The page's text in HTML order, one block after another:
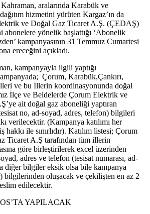
aralarında Karabük ve
hizmetini yürüten Kargaz’ın da
ve Doğal Gaz Ticaret A.Ş. (ÇEDAŞ)
yönelik başlattığı ‘Abonelik
kampanyasının 31 Temmuz Cumartesi
ereceğini açıkladı.
kampanyayla ilgili yaptığı
Çorum, Karabük,Çankırı,
ve bu İllerin koordinasyonunda doğal
İlçe ve Beldelerde Çorum Elektrik ve
ait doğal gaz aboneliği yaptıran
no, ad-soyad, adres, telefon) bilgileri
verilecektir. (Kampanya katılımı her
ile sınırlıdır). Katılım listesi; Çorum
Ticaret A.Ş tarafından tüm illerin
göre birleştirilerek excel üzerinden
adres ve telefon (tesisat numarası, ad-
diğer bilgiler eksik olsa bile kampanya
bilgilerinden oluşacak ve çekilişten en az 2
edilecektir.
YAPILACAK